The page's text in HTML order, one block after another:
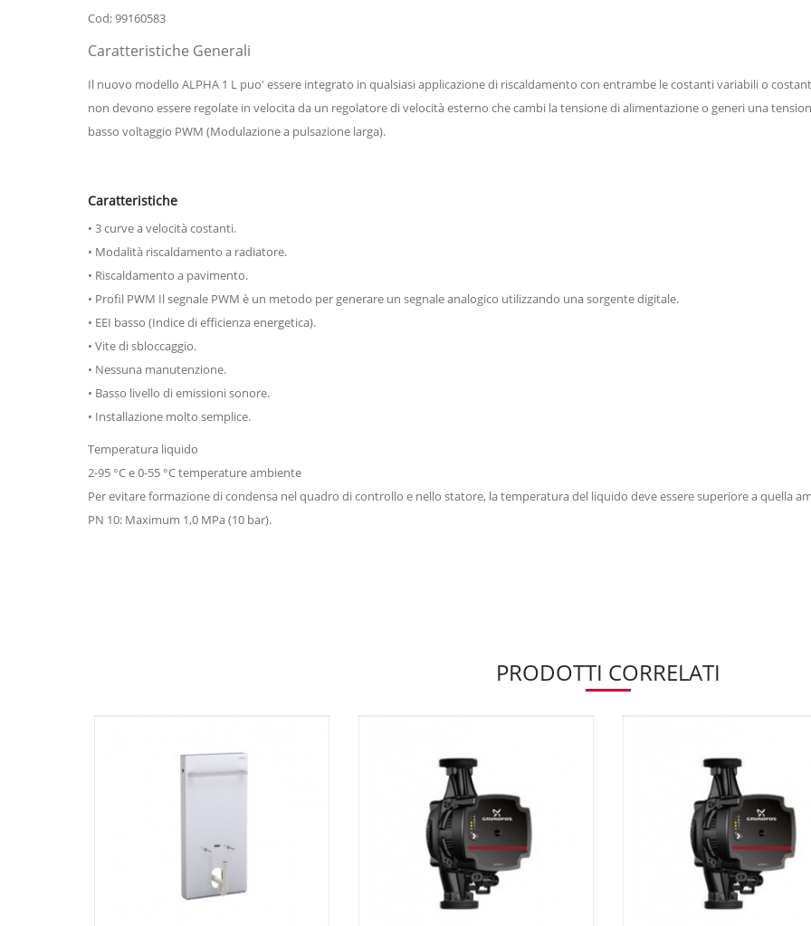
Cod: 99160583
Caratteristiche Generali
Il nuovo modello ALPHA 1 L puo' essere integrato in qualsiasi applicazione di riscaldamento con entrambe le costanti variabili o
non devono essere regolate in velocita da un regolatore di velocità esterno che cambi la tensione di alimentazione o generi una
basso voltaggio PWM (Modulazione a pulsazione larga).
Caratteristiche
• 3 curve a velocità costanti.
• Modalità riscaldamento a radiatore.
• Riscaldamento a pavimento.
• Profil PWM Il segnale PWM è un metodo per generare un segnale analogico utilizzando una sorgente digitale.
• EEI basso (Indice di efficienza energetica).
• Vite di sbloccaggio.
• Nessuna manutenzione.
• Basso livello di emissioni sonore.
• Installazione molto semplice.
Temperatura liquido
2-95 °C e 0-55 °C temperature ambiente
Per evitare formazione di condensa nel quadro di controllo e nello statore, la temperatura del liquido deve essere superiore a quella
PN 10: Maximum 1,0 MPa (10 bar).
PRODOTTI CORRELATI